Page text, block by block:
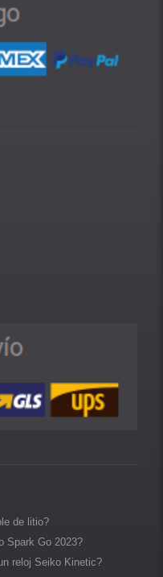
de litio?
Spark Go 2023?
reloj Seiko Kinetic?